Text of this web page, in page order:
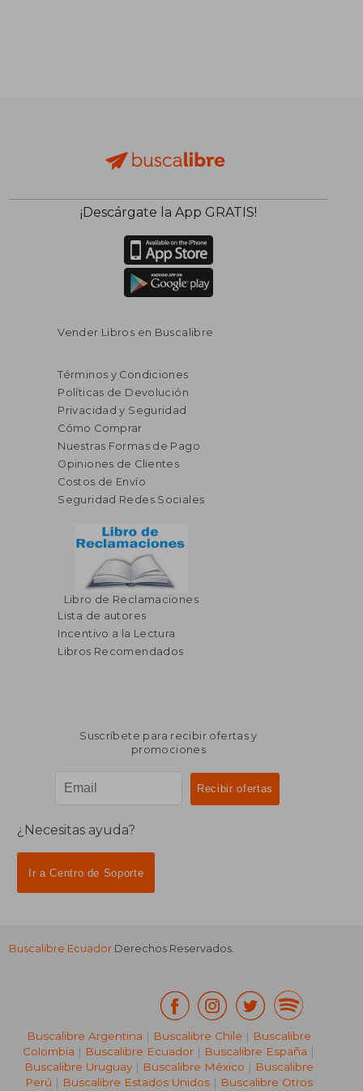
¡Descárgate la App GRATIS!
Vender Libros en Buscalibre
Términos y Condiciones
Políticas de Devolución
Privacidad y Seguridad
Cómo Comprar
Nuestras Formas de Pago
Opiniones de Clientes
Costos de Envío
Seguridad Redes Sociales
Libro de Reclamaciones
Lista de autores
Incentivo a la Lectura
Libros Recomendados
Suscríbete para recibir ofertas y
promociones
¿Necesitas ayuda?
Ir a Centro de Soporte
Buscalibre Ecuador Derechos Reservados.
Buscalibre Argentina | Buscalibre Chile | Buscalibre
Colombia | Buscalibre Ecuador | Buscalibre España |
Buscalibre Uruguay| Buscalibre México | Buscalibre
Perú | Buscalibre Estados Unidos| Buscalibre Otros